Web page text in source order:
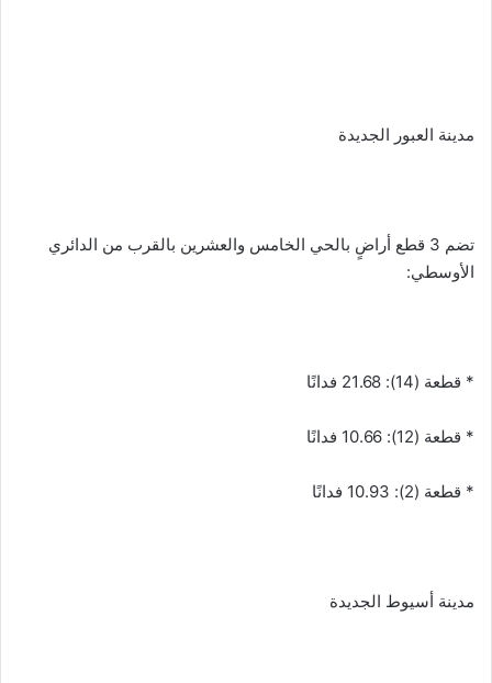
مدينة العبور الجديدة
تضم 3 قطع أراضٍ بالحي الخامس والعشرين بالقرب من الدائري
الأوسطي:
* قطعة (14): 21.68 فدانًا
* قطعة (12): 10.66 فدانًا
* قطعة (2): 10.93 فدانًا
مدينة أسيوط الجديدة